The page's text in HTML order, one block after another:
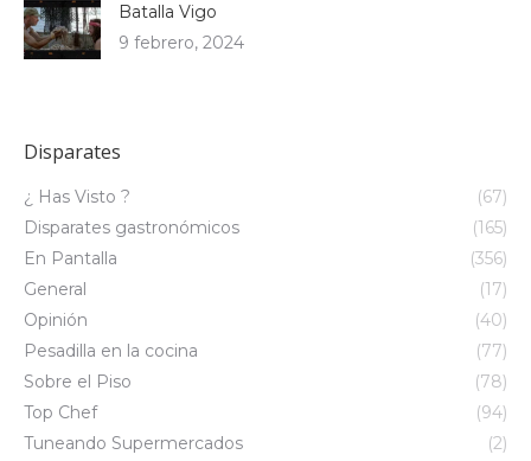
Batalla Vigo
9 febrero, 2024
Disparates
¿ Has Visto ?
(67)
Disparates gastronómicos
(165)
En Pantalla
(356)
General
(17)
Opinión
(40)
Pesadilla en la cocina
(77)
Sobre el Piso
(78)
Top Chef
(94)
Tuneando Supermercados
(2)